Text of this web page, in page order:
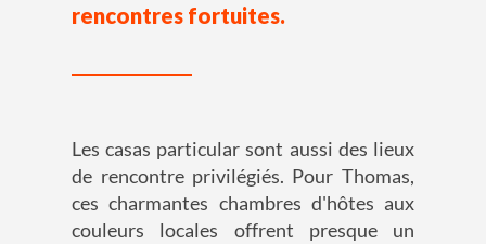
rencontres fortuites.
Les casas particular sont aussi des lieux
de rencontre privilégiés. Pour Thomas,
ces charmantes chambres d'hôtes aux
couleurs locales offrent presque un